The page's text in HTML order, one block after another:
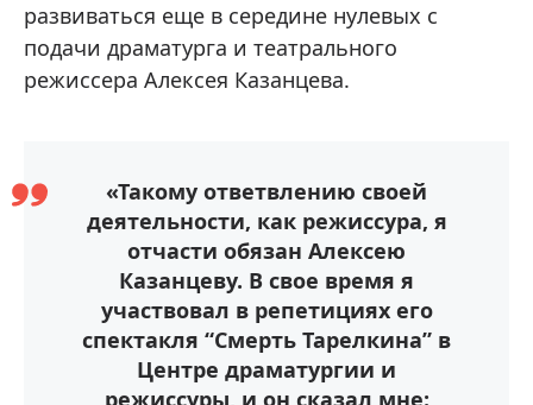
развиваться еще в середине нулевых с
подачи драматурга и театрального
режиссера Алексея Казанцева.
«Такому ответвлению своей
деятельности, как режиссура, я
отчасти обязан Алексею
Казанцеву. В свое время я
участвовал в репетициях его
спектакля “Смерть Тарелкина” в
Центре драматургии и
режиссуры, и он сказал мне: